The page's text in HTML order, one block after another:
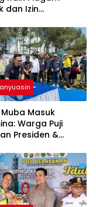
dan Izin
RI
Masuk
Warga Puji
Presiden &